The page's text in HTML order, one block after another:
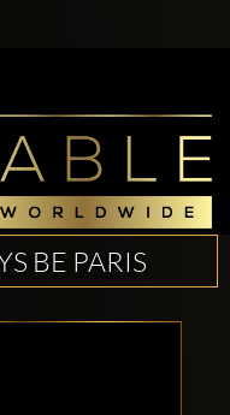
BE PARIS